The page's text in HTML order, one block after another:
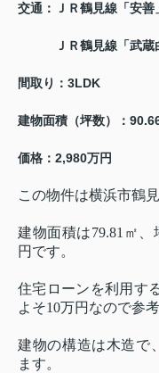
交通：ＪＲ鶴見線「安善
ＪＲ鶴見線「武蔵白
間取り：3LDK
建物面積（坪数）：
価格：2,980万円
この物件は横浜市鶴
建物面積は79.81㎡、
円です。
住宅ローンを利用す
よそ10万円なので参
建物の構造は木造で
ます。